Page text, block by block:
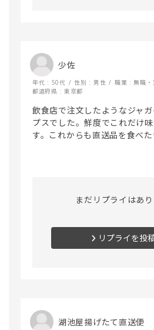
少佐
年代 : 50代 性別 : 男性
職業 : 無職・
都道府県 : 東京都
飲食店で注文したようなジャ
プスでした。鮮度でこれだけ
す。これからも直送品を食べた
まだリプライはあり
リプライを投
湖池屋揚げたて直送便